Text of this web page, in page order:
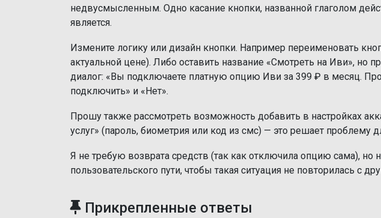
недвусмысленным. Одно касание кнопки, названной глаголом
является.
Измените логику или дизайн кнопки. Например переименовать
актуальной цене). Либо оставить название «Смотреть на Иви», но
диалог: «Вы подключаете платную опцию Иви за 399 ₽ в месяц.
подключить» и «Нет».
Прошу также рассмотреть возможность добавить в настройках
услуг» (пароль, биометрия или код из смс) — это решает проблему
Я не требую возврата средств (так как отключила опцию сама), но
пользовательского пути, чтобы такая ситуация не повторилась с
Прикрепленные ответы